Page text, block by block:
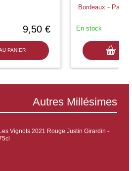
9,50 €
PANIER
Bordeaux -
En stock
Autres Millésimes
Vignots 2021 Rouge Justin Girardin -